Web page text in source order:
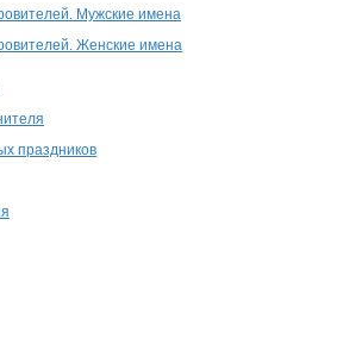
Мужские имена
Женские имена
праздников